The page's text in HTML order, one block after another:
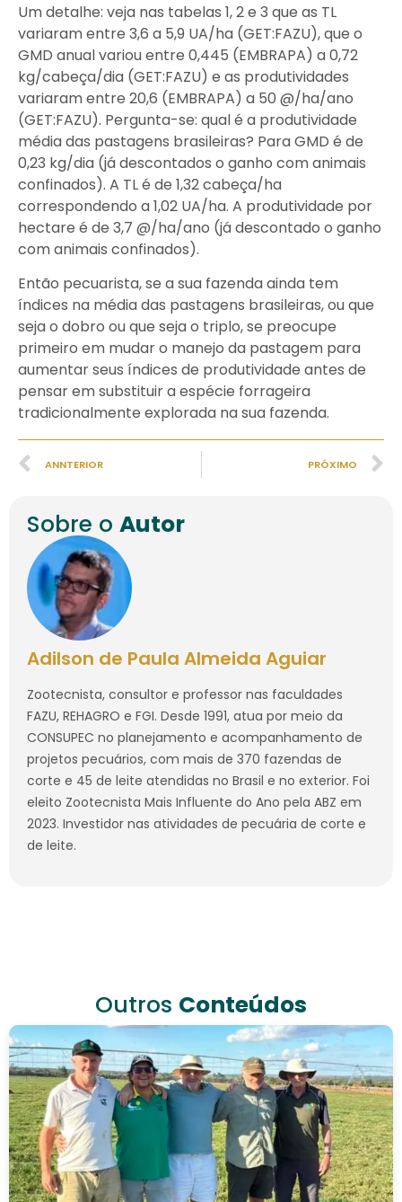
Um detalhe: veja nas tabelas 1, 2 e 3 que as TL
variaram entre 3,6 a 5,9 UA/ha (GET:FAZU), que o
GMD anual variou entre 0,445 (EMBRAPA) a 0,72
kg/cabeça/dia (GET:FAZU) e as produtividades
variaram entre 20,6 (EMBRAPA) a 50 @/ha/ano
(GET:FAZU). Pergunta-se: qual é a produtividade
média das pastagens brasileiras? Para GMD é de
0,23 kg/dia (já descontados o ganho com animais
confinados). A TL é de 1,32 cabeça/ha
correspondendo a 1,02 UA/ha. A produtividade por
hectare é de 3,7 @/ha/ano (já descontado o ganho
com animais confinados).
Então pecuarista, se a sua fazenda ainda tem
índices na média das pastagens brasileiras, ou que
seja o dobro ou que seja o triplo, se preocupe
primeiro em mudar o manejo da pastagem para
aumentar seus índices de produtividade antes de
pensar em substituir a espécie forrageira
tradicionalmente explorada na sua fazenda.
ANNTERIOR PRÓXIMO
Sobre o Autor
Adilson de Paula Almeida Aguiar
Zootecnista, consultor e professor nas faculdades
FAZU, REHAGRO e FGI. Desde 1991, atua por meio da
CONSUPEC no planejamento e acompanhamento de
projetos pecuários, com mais de 370 fazendas de
corte e 45 de leite atendidas no Brasil e no exterior. Foi
eleito Zootecnista Mais Influente do Ano pela ABZ em
2023. Investidor nas atividades de pecuária de corte e
de leite.
Outros Conteúdos